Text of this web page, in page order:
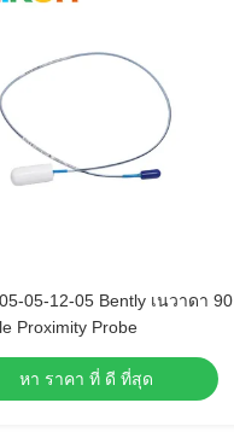
05-12-05 Bently เนวาดา 90
Proximity Probe
หา ราคา ที่ ดี ที่สุด